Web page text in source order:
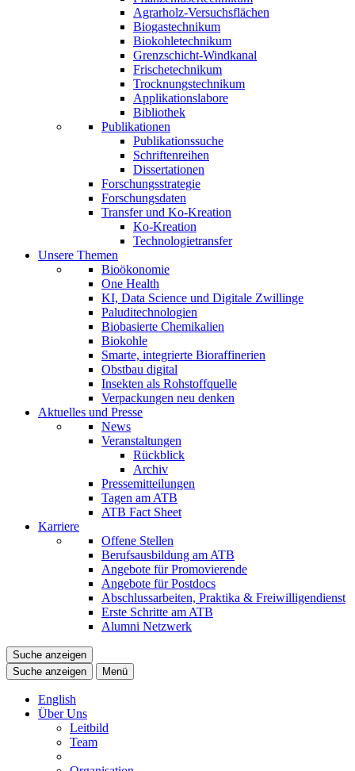
Agrarholz-Versuchsflächen
Biogastechnikum
Biokohletechnikum
Grenzschicht-Windkanal
Frischetechnikum
Trocknungstechnikum
Applikationslabore
Bibliothek
Publikationen
Publikationssuche
Schriftenreihen
Dissertationen
Forschungsstrategie
Forschungsdaten
Transfer und Ko-Kreation
Ko-Kreation
Technologietransfer
Unsere Themen
Bioökonomie
One Health
KI, Data Science und Digitale Zwillinge
Paluditechnologien
Biobasierte Chemikalien
Biokohle
Smarte, integrierte Bioraffinerien
Obstbau digital
Insekten als Rohstoffquelle
Verpackungen neu denken
Aktuelles und Presse
News
Veranstaltungen
Rückblick
Archiv
Pressemitteilungen
Tagen am ATB
ATB Fact Sheet
Karriere
Offene Stellen
Berufsausbildung am ATB
Angebote für Promovierende
Angebote für Postdocs
Abschlussarbeiten, Praktika & Freiwilligendienst
Erste Schritte am ATB
Alumni Netzwerk
Suche anzeigen
Suche anzeigen
Menü
English
Über Uns
Leitbild
Team